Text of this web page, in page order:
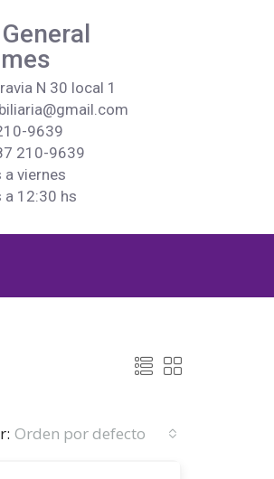
N 30 local 1
9639
210-9639
a viernes
a 12:30 hs
Orden por defecto